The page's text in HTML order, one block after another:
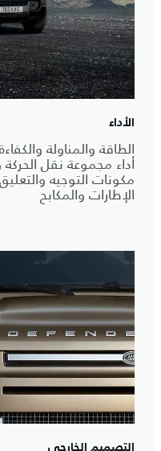
الأداء
الطاقة والمناولة
أداء مجموعة نقل الحركة
مكونات التوجيه والتعليق
الإطارات والمكابح
التصميم الخارجي